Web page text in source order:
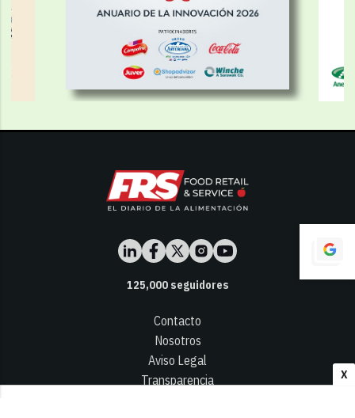
X
125,000seguidores
Contacto
Nosotros
Aviso Legal
Transparencia